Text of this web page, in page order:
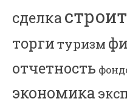
сделка
торгитуризм
отчетность
экономика